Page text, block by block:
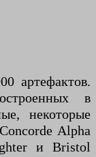
артефактов.
в
некоторые
Alpha
и Bristol